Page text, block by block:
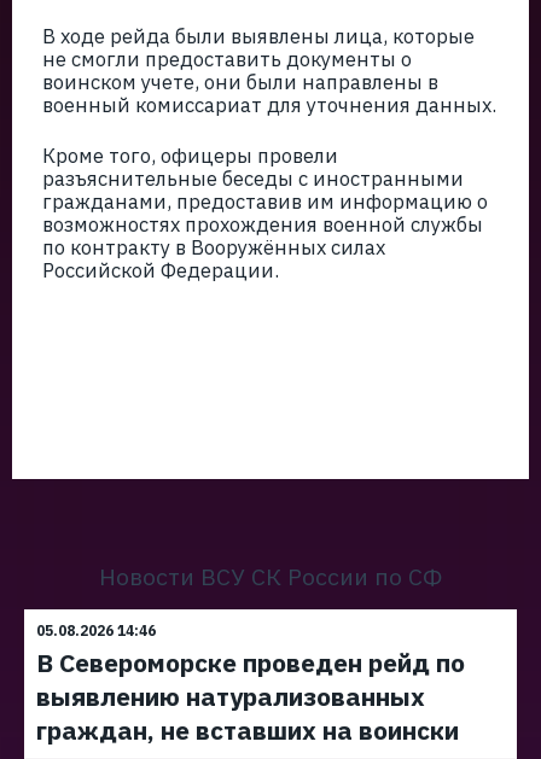
В ходе рейда были выявлены лица, которые
не смогли предоставить документы о
воинском учете, они были направлены в
военный комиссариат для уточнения данных.
Кроме того, офицеры провели
разъяснительные беседы с иностранными
гражданами, предоставив им информацию о
возможностях прохождения военной службы
по контракту в Вооружённых силах
Российской Федерации.
Новости ВСУ СК России по СФ
05.08.2026 14:46
В Североморске проведен рейд по
выявлению натурализованных
граждан, не вставших на воински